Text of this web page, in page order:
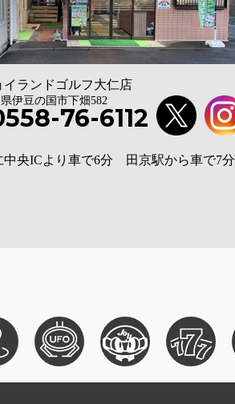
イランドゴルフ大仁店
伊豆の国市下畑582
76-6112
中央ICより車で6分 田京駅から車で7分